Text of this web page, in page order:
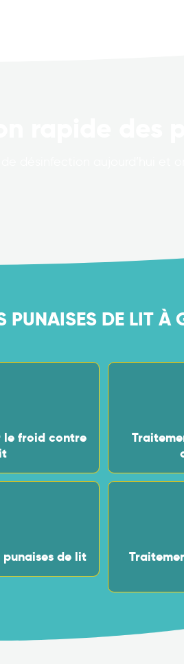
PUNAISES DE LIT
le froid contre
de lit